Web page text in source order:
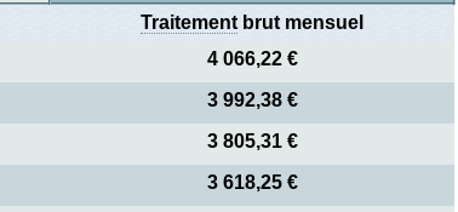
Traitement brut mensuel
4 066,22 €
3 992,38 €
3 805,31 €
3 618,25 €